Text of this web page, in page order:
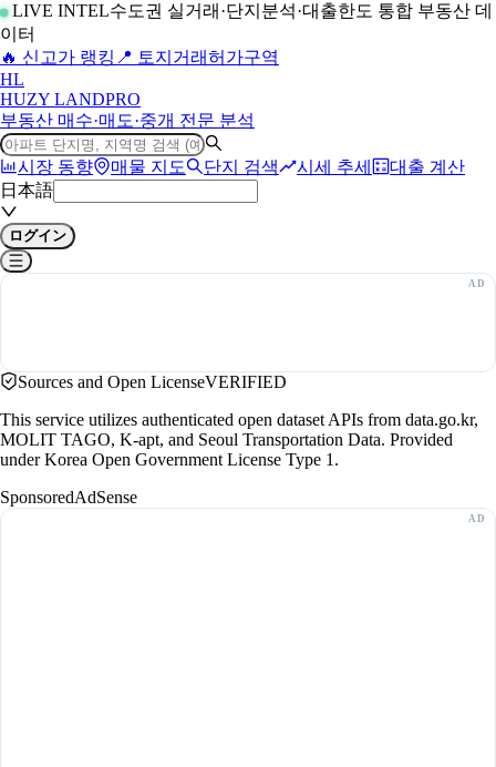
LIVE INTEL수도권 실거래·단지분석·대출한도 통합 부동산 데
이터
🔥 신고가 랭킹 📍 토지거래허가구역
HL
HUZY LANDPRO
부동산 매수·매도·중개 전문 분석
시장 동향 매물 지도 단지 검색 시세 추세
대출 계산
日本語
ログイン
Sources and Open LicenseVERIFIED
This service utilizes authenticated open dataset APIs from data.go.kr,
MOLIT TAGO, K-apt, and Seoul Transportation Data. Provided
under Korea Open Government License Type 1.
SponsoredAdSense